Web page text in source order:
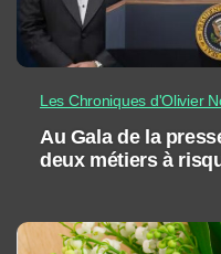
Les Chroniques d'Olivier
Au Gala de la
deux métiers à